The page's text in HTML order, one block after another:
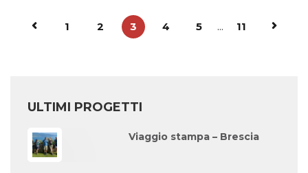
1 2 3 4 5 ... 11
ULTIMI PROGETTI
Viaggio stampa – Brescia